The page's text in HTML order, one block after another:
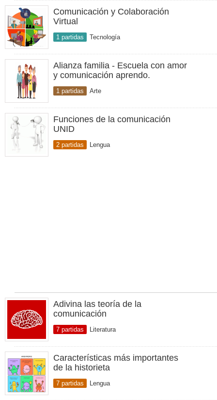
Comunicación y Colaboración
Virtual
1 partidas Tecnología
Alianza familia - Escuela con amor
y comunicación aprendo.
1 partidas Arte
Funciones de la comunicación
UNID
2 partidas Lengua
Adivina las teoría de la
comunicación
7 partidas Literatura
Características más importantes
de la historieta
7 partidas Lengua